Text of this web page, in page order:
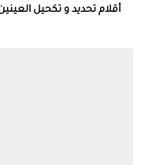
أقلام تحديد و تكحيل